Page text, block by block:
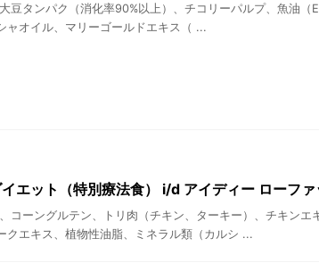
豆タンパク（消化率90%以上）、チコリーパルプ、魚油（
ャオイル、マリーゴールドエキス（ ...
エット（特別療法食） i/d アイディー ローファ
コーングルテン、トリ肉（チキン、ターキー）、チキンエ
クエキス、植物性油脂、ミネラル類（カルシ ...